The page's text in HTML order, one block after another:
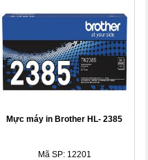
Mực máy in Brother HL- 2385
Mã SP: 12201